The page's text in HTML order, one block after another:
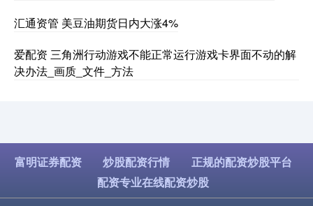
汇通资管 美豆油期货日内大涨4%
爱配资 三角洲行动游戏不能正常运行游戏卡界面不动的解
决办法_画质_文件_方法
富明证券配资 炒股配资行情
正规的配资炒股平台
配资专业在线配资炒股